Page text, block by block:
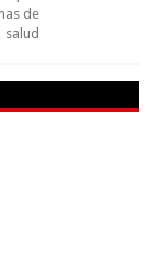
de
salud